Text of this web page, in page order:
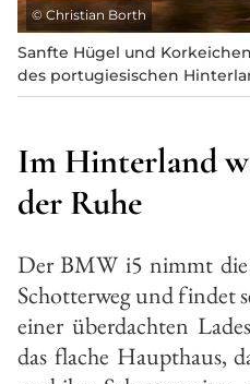
© Christian Borth
Sanfte Hügel und
des portugiesischen
Im Hinterland
der Ruhe
Der BMW i5 nimmt
Schotterweg und findet
einer überdachten
das flache Haupthaus,